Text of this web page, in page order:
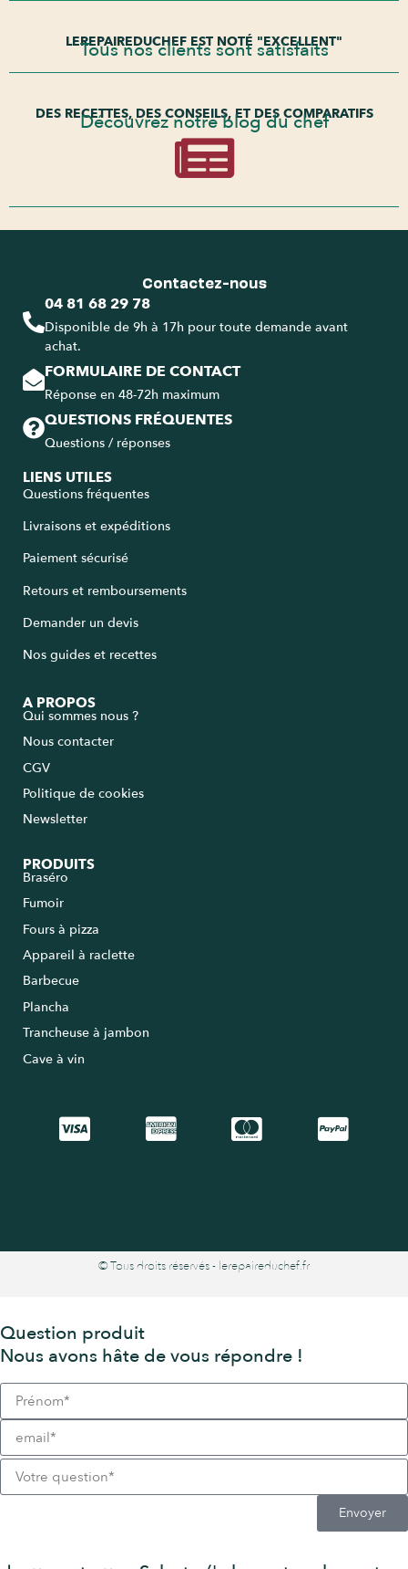
LEREPAIREDUCHEF EST NOTÉ "EXCELLENT"
Tous nos clients sont satisfaits
DES RECETTES, DES CONSEILS, ET DES COMPARATIFS
Découvrez notre blog du chef
Contactez-nous
04 81 68 29 78
Disponible de 9h à 17h pour toute demande avant
achat.
FORMULAIRE DE CONTACT
Réponse en 48-72h maximum
QUESTIONS FRÉQUENTES
Questions / réponses
LIENS UTILES
Questions fréquentes
Livraisons et expéditions
Paiement sécurisé
Retours et remboursements
Demander un devis
Nos guides et recettes
A PROPOS
Qui sommes nous ?
Nous contacter
CGV
Politique de cookies
Newsletter
PRODUITS
Braséro
Fumoir
Fours à pizza
Appareil à raclette
Barbecue
Plancha
Trancheuse à jambon
Cave à vin
© Tous droits réservés - lerepaireduchef.fr
Question produit
Nous avons hâte de vous répondre !
Envoyer